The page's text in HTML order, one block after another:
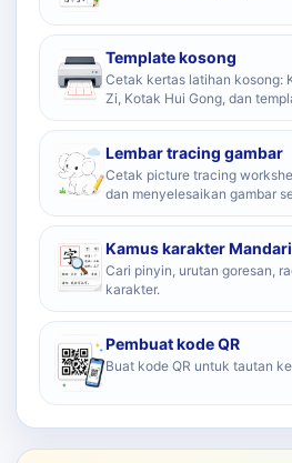
Template kosong
Cetak kertas latihan kosong:
Zi, Kotak Hui Gong, dan
Lembar tracing gambar
Cetak picture tracing
dan menyelesaikan gambar
Kamus karakter
Cari pinyin, urutan goresan,
karakter.
Pembuat kode QR
Buat kode QR untuk tautan